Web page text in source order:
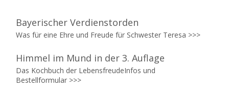
Bayerischer Verdienstorden
Was für eine Ehre und Freude für Schwester Teresa >>>
Himmel im Mund in der 3. Auflage
Das Kochbuch der LebensfreudeInfos und
Bestellformular >>>